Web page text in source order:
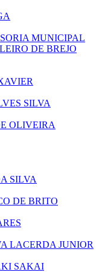
MUNICIPAL
DE BREJO
SILVA
OLIVEIRA
SILVA
DE BRITO
LACERDA JUNIOR
SAKAI